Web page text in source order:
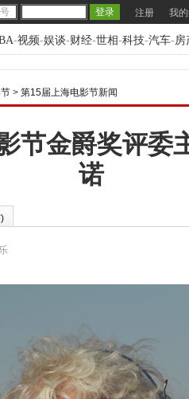
注册 我
-视频-娱谈-财经-世相-科技-汽车-房
> 第15届上海电影节新闻
节金爵奖评委
诺